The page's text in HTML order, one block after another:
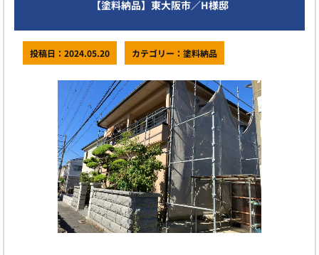
【塗料納品】東大阪市／H様邸
投稿日：2024.05.20 カテゴリー：塗料納品